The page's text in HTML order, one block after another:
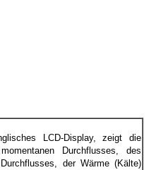
LCD-Display, zeigt die
Durchflusses, des
der Wärme (Kälte)